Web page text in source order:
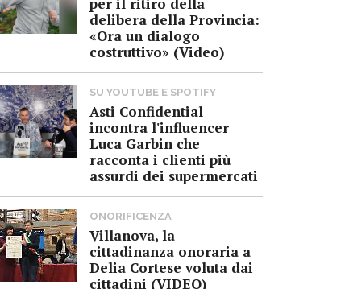
delibera della Provincia:
«Ora un dialogo
costruttivo» (Video)
SU YOUTUBE E SPOTIFY
Asti Confidential
incontra l'influencer
Luca Garbin che
racconta i clienti più
assurdi dei supermercati
ONORIFICENZA
Villanova, la
cittadinanza onoraria a
Delia Cortese voluta dai
cittadini (VIDEO)